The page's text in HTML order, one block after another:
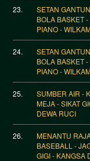
23.
SETAN
BOLA BASKET
PIANO -
24.
SETAN
BOLA BASKET
PIANO -
25.
SUMBER AIR -
MEJA - SIKAT
DEWA RUCI
26.
MENANTU
BASEBALL -
GIGI - KANGSA